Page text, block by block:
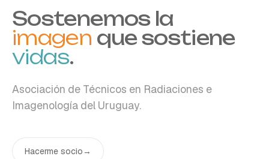
Sostenemos la
imagen que sostiene
vidas.
Asociación de Técnicos en Radiaciones e
Imagenología del Uruguay.
Hacerme socio →